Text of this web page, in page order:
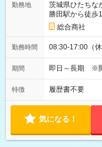
勤務地
茨城県ひたちな
勝田駅から徒歩
総合商社
勤務時間 08:30-17:00（
期間 即日～長期 ※
特徴 履歴書不要
気になる！